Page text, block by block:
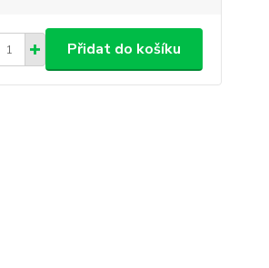
Přidat do košíku